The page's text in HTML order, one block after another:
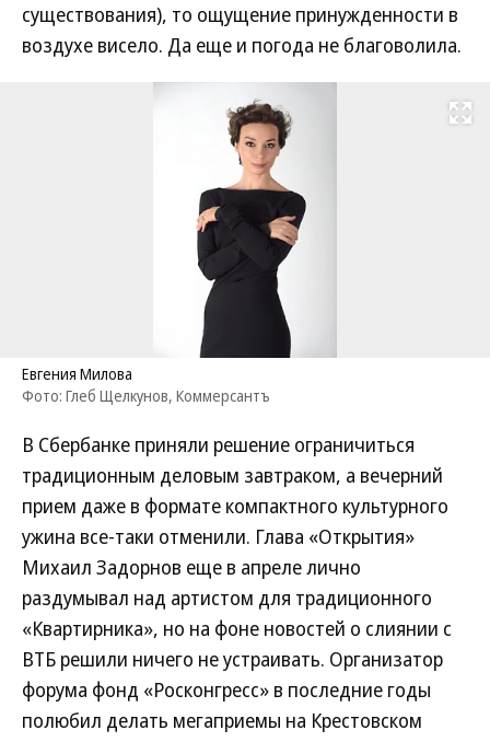
существования), то ощущение принужденности в
воздухе висело. Да еще и погода не благоволила.
Развернуть
Евгения Милова
Фото: Глеб Щелкунов, Коммерсантъ
В Сбербанке приняли решение ограничиться
традиционным деловым завтраком, а вечерний
прием даже в формате компактного культурного
ужина все-таки отменили. Глава «Открытия»
Михаил Задорнов еще в апреле лично
раздумывал над артистом для традиционного
«Квартирника», но на фоне новостей о слиянии с
ВТБ решили ничего не устраивать. Организатор
форума фонд «Росконгресс» в последние годы
полюбил делать мегаприемы на Крестовском